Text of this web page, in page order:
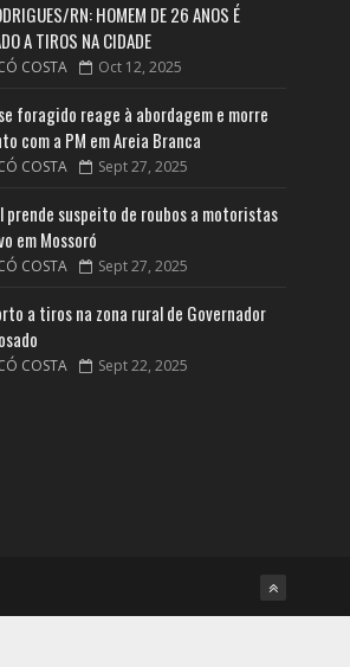
RN: HOMEM DE 26 ANOS É
A TIROS NA CIDADE
COSTA Oct 12, 2025
foragido reage à abordagem e morre
com a PM em Areia Branca
COSTA Sept 27, 2025
prende suspeito de roubos a motoristas
em Mossoró
COSTA Sept 27, 2025
a tiros na zona rural de Governador
COSTA Sept 22, 2025